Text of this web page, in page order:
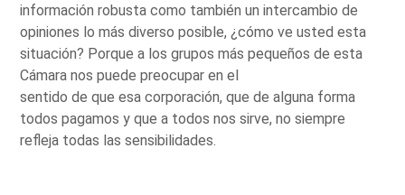
información robusta como también un intercambio de
opiniones lo más diverso posible, ¿cómo ve usted esta
situación? Porque a los grupos más pequeños de esta
Cámara nos puede preocupar en el
sentido de que esa corporación, que de alguna forma
todos pagamos y que a todos nos sirve, no siempre
refleja todas las sensibilidades.